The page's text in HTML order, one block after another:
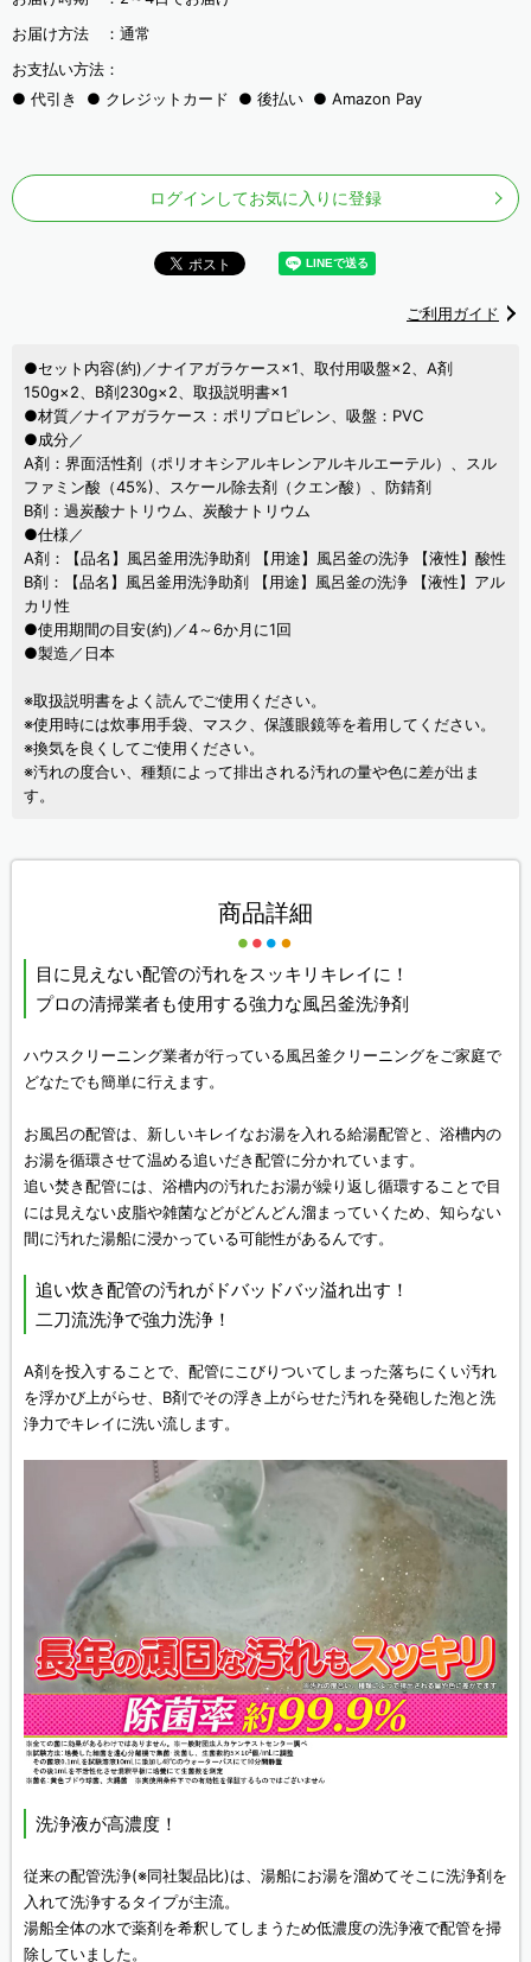
お届け方法 ： 通常
お支払い方法：
代引き
クレジットカード 後払い Amazon Pay
ログインしてお気に入りに登録
ご利用ガイド
●セット内容(約)／ナイアガラケース×1、取付用吸盤×2、A剤
150g×2、B剤230g×2、取扱説明書×1
●材質／ナイアガラケース：ポリプロピレン、吸盤：PVC
●成分／
A剤：界面活性剤（ポリオキシアルキレンアルキルエーテル）、スル
ファミン酸（45%)、スケール除去剤（クエン酸）、防錆剤
B剤：過炭酸ナトリウム、炭酸ナトリウム
●仕様／
A剤：【品名】風呂釜用洗浄助剤 【用途】風呂釜の洗浄 【液性】酸性
B剤：【品名】風呂釜用洗浄助剤 【用途】風呂釜の洗浄 【液性】アル
カリ性
●使用期間の目安(約)／4～6か月に1回
●製造／日本
※取扱説明書をよく読んでご使用ください。
※使用時には炊事用手袋、マスク、保護眼鏡等を着用してください。
※換気を良くしてご使用ください。
※汚れの度合い、種類によって排出される汚れの量や色に差が出ま
す。
商品詳細
目に見えない配管の汚れをスッキリキレイに！
プロの清掃業者も使用する強力な風呂釜洗浄剤
ハウスクリーニング業者が行っている風呂釜クリーニングをご家庭で
どなたでも簡単に行えます。
お風呂の配管は、新しいキレイなお湯を入れる給湯配管と、浴槽内の
お湯を循環させて温める追いだき配管に分かれています。
追い焚き配管には、浴槽内の汚れたお湯が繰り返し循環することで目
には見えない皮脂や雑菌などがどんどん溜まっていくため、知らない
間に汚れた湯船に浸かっている可能性があるんです。
追い炊き配管の汚れがドバッドバッ溢れ出す！
二刀流洗浄で強力洗浄！
A剤を投入することで、配管にこびりついてしまった落ちにくい汚れ
を浮かび上がらせ、B剤でその浮き上がらせた汚れを発砲した泡と洗
浄力でキレイに洗い流します。
洗浄液が高濃度！
従来の配管洗浄(※同社製品比)は、湯船にお湯を溜めてそこに洗浄剤を
入れて洗浄するタイプが主流。
湯船全体の水で薬剤を希釈してしまうため低濃度の洗浄液で配管を掃
除していました。